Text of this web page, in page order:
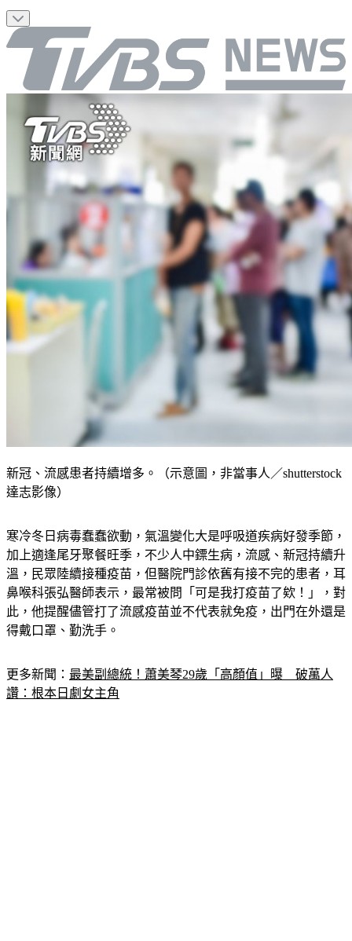
新冠、流感患者持續增多。（示意圖，非當事人／shutterstock
達志影像）
寒冷冬日病毒蠢蠢欲動，氣溫變化大是呼吸道疾病好發季節，
加上適逢尾牙聚餐旺季，不少人中鏢生病，流感、新冠持續升
溫，民眾陸續接種疫苗，但醫院門診依舊有接不完的患者，耳
鼻喉科張弘醫師表示，最常被問「可是我打疫苗了欸！」，對
此，他提醒儘管打了流感疫苗並不代表就免疫，出門在外還是
得戴口罩、勤洗手。
更多新聞： 最美副總統！蕭美琴29歲「高顏值」曝　破萬人
讚：根本日劇女主角